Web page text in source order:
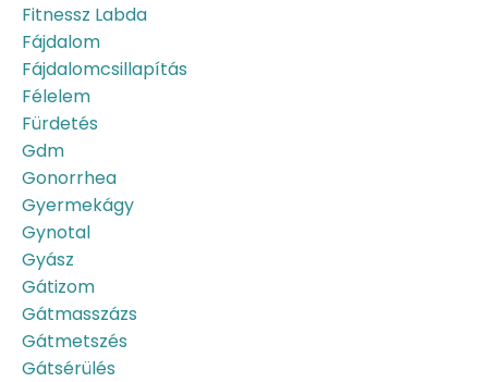
Fitnessz Labda
Fájdalom
Fájdalomcsillapítás
Félelem
Fürdetés
Gdm
Gonorrhea
Gyermekágy
Gynotal
Gyász
Gátizom
Gátmasszázs
Gátmetszés
Gátsérülés